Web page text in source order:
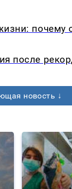
после
новость ↓